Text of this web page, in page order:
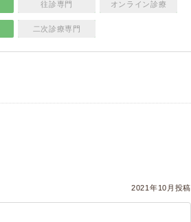
往診専門 オンライン診療
二次診療専門
2021年10月投稿